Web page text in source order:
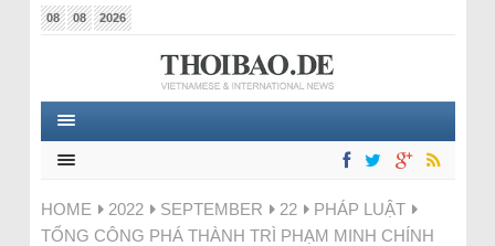
08 08 2026
HOME 2022 SEPTEMBER 22
PHÁP LUẬT
TỔNG CÔNG PHÁ THÀNH TRÌ PHẠM MINH CHÍNH